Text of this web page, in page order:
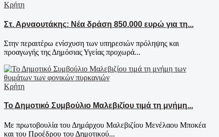
Κρήτη
Στ. Αρναουτάκης: Νέα δράση 850.000 ευρώ για τη...
Στην περαιτέρω ενίσχυση των υπηρεσιών πρόληψης και
προαγωγής της Δημόσιας Υγείας προχωρά...
Κρήτη
Το Δημοτικό Συμβούλιο Μαλεβιζίου τιμά τη μνήμη...
Με πρωτοβουλία του Δημάρχου Μαλεβιζίου Μενέλαου Μποκέα
και του Προέδρου του Δημοτικού...